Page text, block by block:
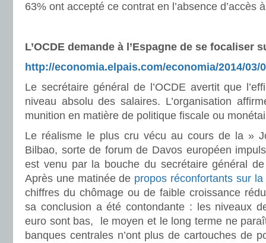
63% ont accepté ce contrat en l’absence d’accès
L’OCDE demande à l’Espagne de se focaliser
http://economia.elpais.com/economia/2014/03/
Le secrétaire général de l’OCDE avertit que
niveau absolu des salaires. L’organisation
munition en matière de politique fiscale ou
Le réalisme le plus cru vécu au cours de la »
Bilbao, sorte de forum de Davos européen
est venu par la bouche du secrétaire général
Après une matinée de propos réconfortants sur
chiffres du chômage ou de faible croissance
sa conclusion a été contondante : les niveaux
euro sont bas, le moyen et le long terme ne
banques centrales n’ont plus de cartouches de